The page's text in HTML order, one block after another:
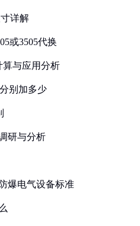
详解
或3505代换
算与应用分析
别加多少
研与分析
爆电气设备标准